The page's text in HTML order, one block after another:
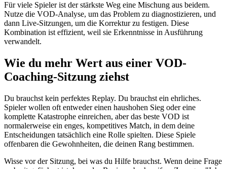
Für viele Spieler ist der stärkste Weg eine Mischung aus beidem.
Nutze die VOD-Analyse, um das Problem zu diagnostizieren, und
dann Live-Sitzungen, um die Korrektur zu festigen. Diese
Kombination ist effizient, weil sie Erkenntnisse in Ausführung
verwandelt.
Wie du mehr Wert aus einer VOD-
Coaching-Sitzung ziehst
Du brauchst kein perfektes Replay. Du brauchst ein ehrliches.
Spieler wollen oft entweder einen haushohen Sieg oder eine
komplette Katastrophe einreichen, aber das beste VOD ist
normalerweise ein enges, kompetitives Match, in dem deine
Entscheidungen tatsächlich eine Rolle spielten. Diese Spiele
offenbaren die Gewohnheiten, die deinen Rang bestimmen.
Wisse vor der Sitzung, bei was du Hilfe brauchst. Wenn deine Frage